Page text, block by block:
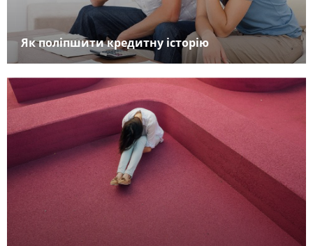
Як поліпшити кредитну історію